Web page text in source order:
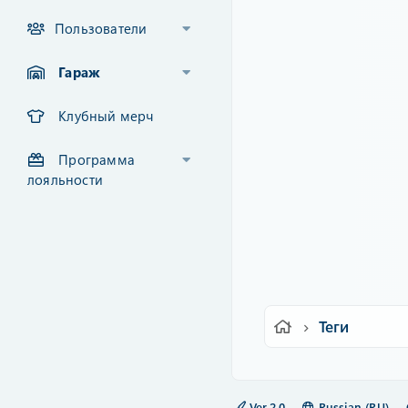
Пользователи
Гараж
Клубный мерч
Программа
лояльности
Теги